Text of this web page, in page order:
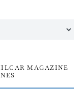
MAGAZINE